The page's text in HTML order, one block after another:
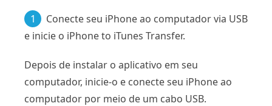
1
Conecte seu iPhone ao computador via USB
e inicie o iPhone to iTunes Transfer.
Depois de instalar o aplicativo em seu
computador, inicie-o e conecte seu iPhone ao
computador por meio de um cabo USB.